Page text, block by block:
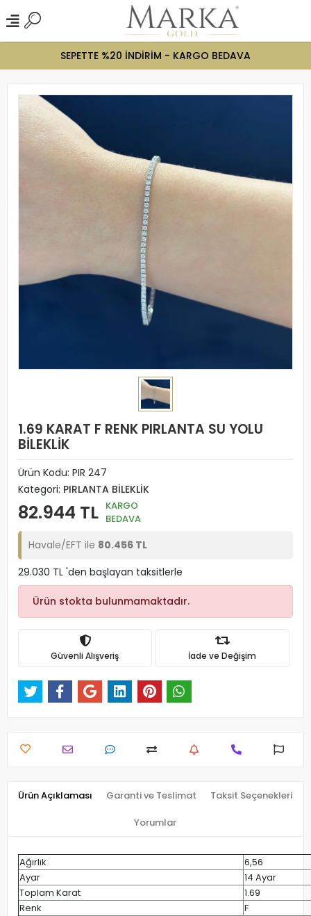
SEPETTE %20 İNDİRİM - KARGO BEDAVA
1.69 KARAT F RENK PIRLANTA SU YOLU
BİLEKLİK
Ürün Kodu: PIR 247
Kategori: PIRLANTA BİLEKLİK
82.944 TL KARGO
BEDAVA
Havale/EFT ile 80.456 TL
29.030 TL 'den başlayan taksitlerle
Ürün stokta bulunmamaktadır.
Güvenli Alışveriş İade ve Değişim
Ürün Açıklaması Garanti ve Teslimat Taksit Seçenekleri
Yorumlar
Ağırlık
6,56
Ayar
14 Ayar
Toplam Karat
1.69
Renk
F